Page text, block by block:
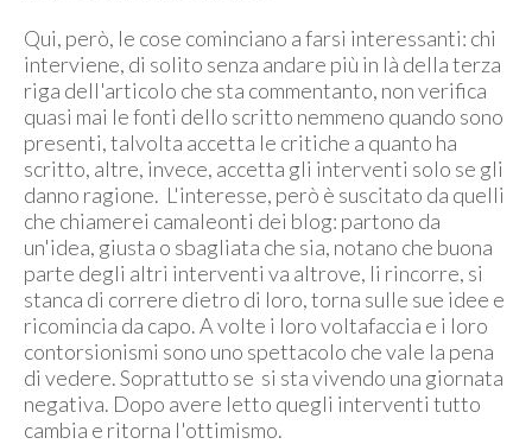
Qui, però, le cose cominciano a farsi interessanti: chi
interviene, di solito senza andare più in là della terza
riga dell'articolo che sta commentanto, non verifica
quasi mai le fonti dello scritto nemmeno quando sono
presenti, talvolta accetta le critiche a quanto ha
scritto, altre, invece, accetta gli interventi solo se gli
danno ragione. L'interesse, però è suscitato da quelli
che chiamerei camaleonti dei blog: partono da
un'idea, giusta o sbagliata che sia, notano che buona
parte degli altri interventi va altrove, li rincorre, si
stanca di correre dietro di loro, torna sulle sue idee e
ricomincia da capo. A volte i loro voltafaccia e i loro
contorsionismi sono uno spettacolo che vale la pena
di vedere. Soprattutto se si sta vivendo una giornata
negativa. Dopo avere letto quegli interventi tutto
cambia e ritorna l'ottimismo.